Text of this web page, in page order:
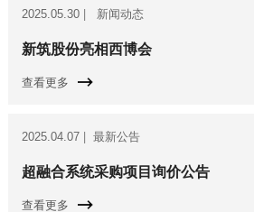
2025.05.30| 新闻动态
新筑股份亮相西博会
查看更多
2025.04.07| 最新公告
超融合系统采购项目询价公告
查看更多